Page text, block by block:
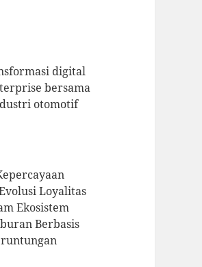
digital
bersama
otomotif
Loyalitas
Ekosistem
Berbasis